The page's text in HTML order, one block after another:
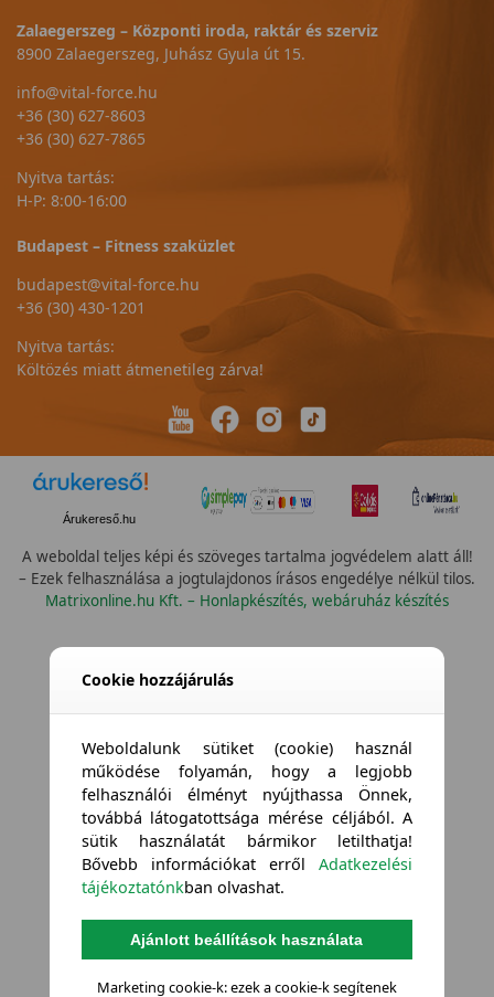
Zalaegerszeg – Központi iroda, raktár és szerviz
8900 Zalaegerszeg, Juhász Gyula út 15.
info@vital-force.hu
+36 (30) 627-8603
+36 (30) 627-7865
Nyitva tartás:
H-P: 8:00-16:00
Budapest – Fitness szaküzlet
budapest@vital-force.hu
+36 (30) 430-1201
Nyitva tartás:
Költözés miatt átmenetileg zárva!
Árukereső.hu
A weboldal teljes képi és szöveges tartalma jogvédelem alatt áll!
– Ezek felhasználása a jogtulajdonos írásos engedélye nélkül tilos.
Matrixonline.hu Kft. – Honlapkészítés, webáruház készítés
Cookie hozzájárulás
Weboldalunk sütiket (cookie) használ
működése folyamán, hogy a legjobb
felhasználói élményt nyújthassa Önnek,
továbbá látogatottsága mérése céljából. A
sütik használatát bármikor letilthatja!
Bővebb információkat errőlAdatkezelési
tájékoztatónkban olvashat.
Ajánlott beállítások használata
Marketing cookie-k: ezek a cookie-k segítenek